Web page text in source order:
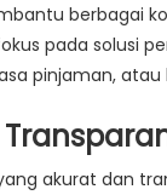
berbagai
pada solusi
pinjaman,
akurat dan